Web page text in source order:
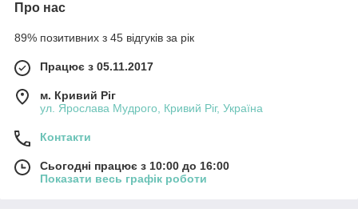
Про нас
89% позитивних з 45 відгуків за рік
Працює з 05.11.2017
м. Кривий Ріг
ул. Ярослава Мудрого, Кривий Ріг, Україна
Контакти
Сьогодні працює з 10:00 до 16:00
Показати весь графік роботи